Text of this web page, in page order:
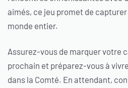
aimés, ce jeu promet de
monde entier.
Assurez-vous de marquer votre
prochain et préparez-vous à
dans la Comté. En attendant,